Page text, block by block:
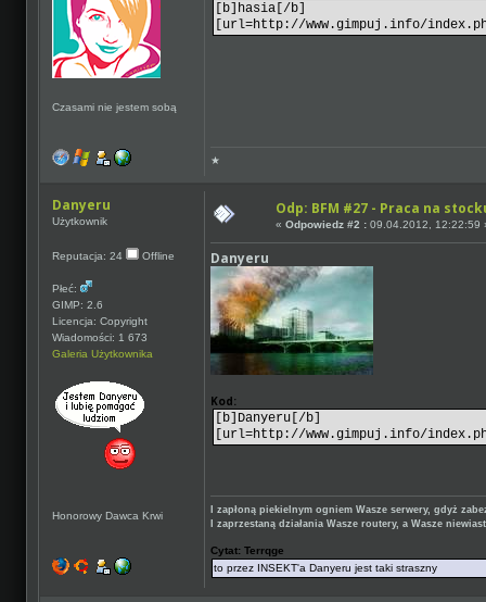
Czasami nie jestem sobą
[b]hasia[/b]
[url=http://www.gimpuj.info/
★
Danyeru
Użytkownik
Reputacja: 24 Offline
Płeć:
GIMP: 2.6
Licencja: Copyright
Wiadomości: 1 673
Galeria Użytkownika
Honorowy Dawca Krwi
Odp: BFM #27 - Praca na
«Odpowiedz #2 : 09.04.2012, 12:22:59
Danyeru
Kod:
[b]Danyeru[/b]
[url=http://www.gimpuj.info/
I zapłoną piekielnym ogniem Wasze serwery, gdyż
I zaprzestaną działania Wasze routery, a Wasze
Cytat: Terrqge
to przez INSEKT'a Danyeru jest taki straszny